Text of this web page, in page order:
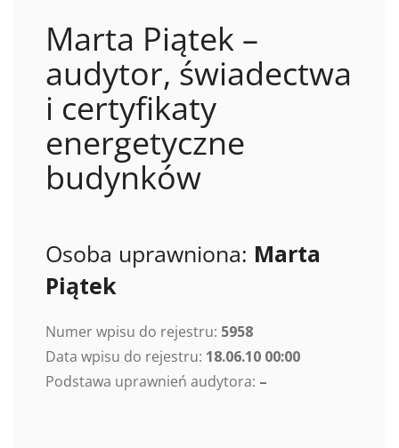
Marta Piątek –
audytor, świadectwa
i certyfikaty
energetyczne
budynków
Osoba uprawniona: Marta
Piątek
Numer wpisu do rejestru: 5958
Data wpisu do rejestru: 18.06.10 00:00
Podstawa uprawnień audytora: –